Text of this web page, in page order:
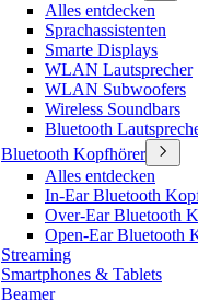
Alles entdecken
Sprachassistenten
Smarte Displays
WLAN Lautsprecher
WLAN Subwoofers
Wireless Soundbars
Bluetooth
Bluetooth Kopfhörer
Alles entdecken
In-Ear Bluetooth
Over-Ear Bluetooth
Open-Ear Bluetooth
Streaming
Smartphones & Tablets
Beamer